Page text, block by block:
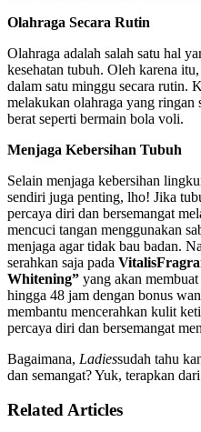
Olahraga Secara Rutin
Olahraga adalah salah satu hal
kesehatan tubuh. Oleh karena
dalam satu minggu secara rutin.
melakukan olahraga yang ringan
berat seperti bermain bola voli.
Menjaga Kebersihan Tubuh
Selain menjaga kebersihan
sendiri juga penting, lho! Jika
percaya diri dan bersemangat
mencuci tangan menggunakan
menjaga agar tidak bau badan.
serahkan saja pada Vitalis
Whitening” yang akan
hingga 48 jam dengan bonus
membantu mencerahkan kulit
percaya diri dan bersemangat
Bagaimana, Ladiessudah tahu
dan semangat? Yuk, terapkan
Related Articles